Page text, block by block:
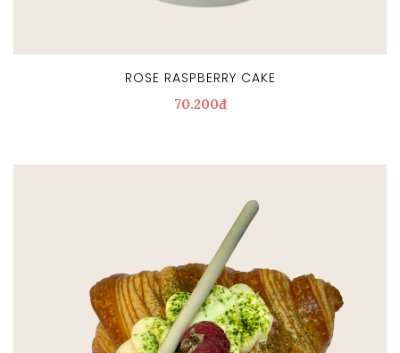
ROSE RASPBERRY CAKE
70.200đ